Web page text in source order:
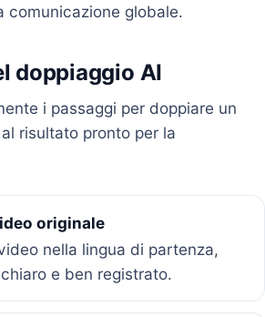
comunicazione globale.
doppiaggio AI
i passaggi per doppiare un
risultato pronto per la
originale
nella lingua di partenza,
e ben registrato.